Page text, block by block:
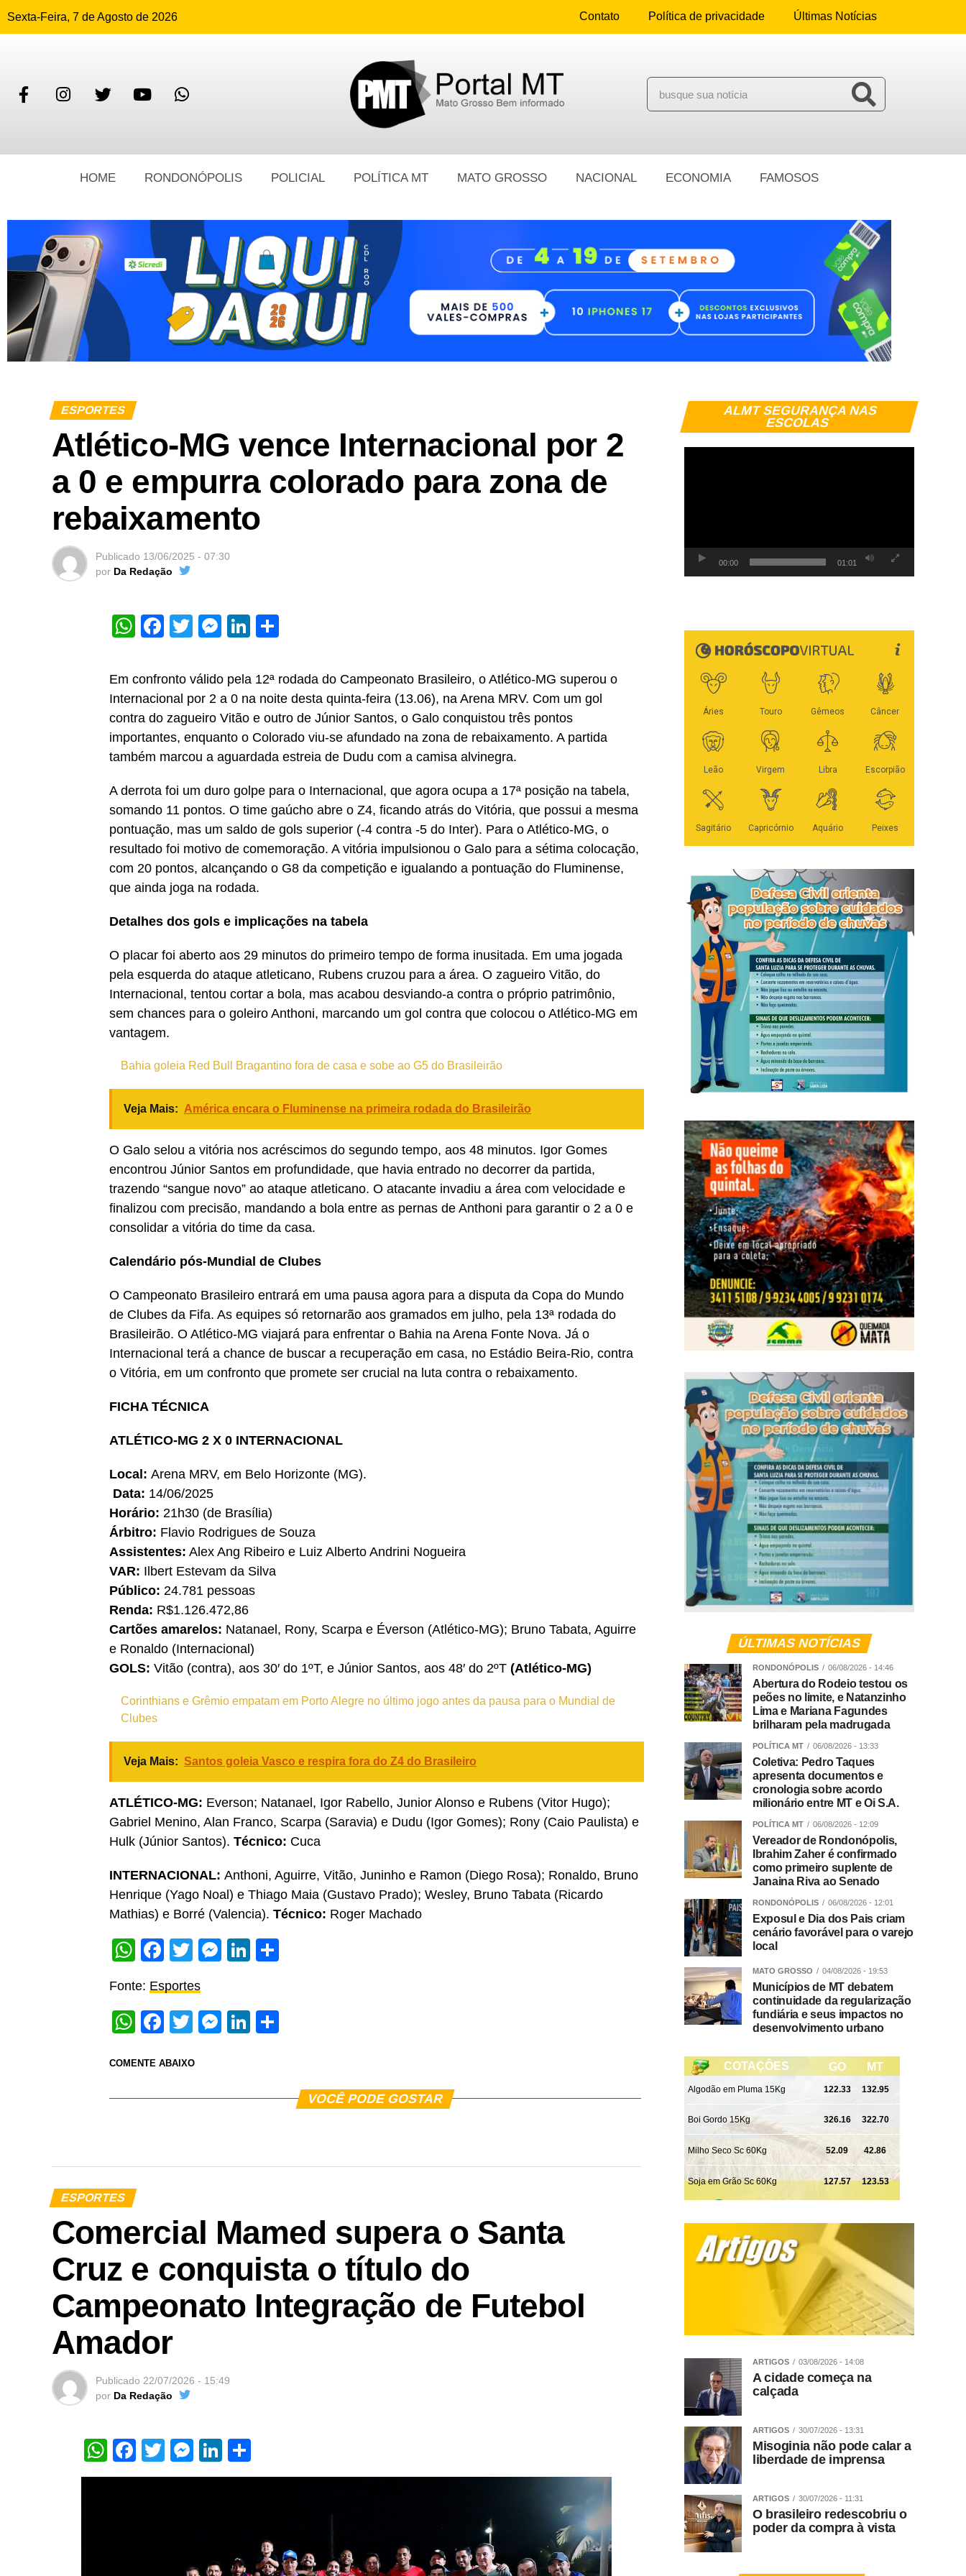
Sexta-Feira, 7 de Agosto de 2026 Contato Política de privacidade Últimas Notícias
HOME RONDONÓPOLIS POLICIAL POLÍTICA MT MATO GROSSO NACIONAL ECONOMIA FAMOSOS
ESPORTES
Atlético-MG vence Internacional por 2
a 0 e empurra colorado para zona de
rebaixamento
Publicado 13/06/2025 - 07:30
por Da Redação
WhatsApp
Facebook
TwitterMessenger
LinkedIn
Em confronto válido pela 12ª rodada do Campeonato Brasileiro, o Atlético-MG superou o
Internacional por 2 a 0 na noite desta quinta-feira (13.06), na Arena MRV. Com um gol
contra do zagueiro Vitão e outro de Júnior Santos, o Galo conquistou três pontos
importantes, enquanto o Colorado viu-se afundado na zona de rebaixamento. A partida
também marcou a aguardada estreia de Dudu com a camisa alvinegra.
A derrota foi um duro golpe para o Internacional, que agora ocupa a 17ª posição na tabela,
somando 11 pontos. O time gaúcho abre o Z4, ficando atrás do Vitória, que possui a mesma
pontuação, mas um saldo de gols superior (-4 contra -5 do Inter). Para o Atlético-MG, o
resultado foi motivo de comemoração. A vitória impulsionou o Galo para a sétima colocação,
com 20 pontos, alcançando o G8 da competição e igualando a pontuação do Fluminense,
que ainda joga na rodada.
Detalhes dos gols e implicações na tabela
O placar foi aberto aos 29 minutos do primeiro tempo de forma inusitada. Em uma jogada
pela esquerda do ataque atleticano, Rubens cruzou para a área. O zagueiro Vitão, do
Internacional, tentou cortar a bola, mas acabou desviando-a contra o próprio patrimônio,
sem chances para o goleiro Anthoni, marcando um gol contra que colocou o Atlético-MG em
vantagem.
Bahia goleia Red Bull Bragantino fora de casa e sobe ao G5 do Brasileirão
Veja Mais: América encara o Fluminense na primeira rodada do Brasileirão
O Galo selou a vitória nos acréscimos do segundo tempo, aos 48 minutos. Igor Gomes
encontrou Júnior Santos em profundidade, que havia entrado no decorrer da partida,
trazendo “sangue novo” ao ataque atleticano. O atacante invadiu a área com velocidade e
finalizou com precisão, mandando a bola entre as pernas de Anthoni para garantir o 2 a 0 e
consolidar a vitória do time da casa.
Calendário pós-Mundial de Clubes
O Campeonato Brasileiro entrará em uma pausa agora para a disputa da Copa do Mundo
de Clubes da Fifa. As equipes só retornarão aos gramados em julho, pela 13ª rodada do
Brasileirão. O Atlético-MG viajará para enfrentar o Bahia na Arena Fonte Nova. Já o
Internacional terá a chance de buscar a recuperação em casa, no Estádio Beira-Rio, contra
o Vitória, em um confronto que promete ser crucial na luta contra o rebaixamento.
FICHA TÉCNICA
ATLÉTICO-MG 2 X 0 INTERNACIONAL
Local: Arena MRV, em Belo Horizonte (MG).
Data: 14/06/2025
Horário: 21h30 (de Brasília)
Árbitro: Flavio Rodrigues de Souza
Assistentes: Alex Ang Ribeiro e Luiz Alberto Andrini Nogueira
VAR: Ilbert Estevam da Silva
Público: 24.781 pessoas
Renda: R$1.126.472,86
Cartões amarelos: Natanael, Rony, Scarpa e Éverson (Atlético-MG); Bruno Tabata, Aguirre
e Ronaldo (Internacional)
GOLS: Vitão (contra), aos 30′ do 1ºT, e Júnior Santos, aos 48′ do 2ºT (Atlético-MG)
Corinthians e Grêmio empatam em Porto Alegre no último jogo antes da pausa para o Mundial de
Clubes
Veja Mais: Santos goleia Vasco e respira fora do Z4 do Brasileiro
ATLÉTICO-MG: Everson; Natanael, Igor Rabello, Junior Alonso e Rubens (Vitor Hugo);
Gabriel Menino, Alan Franco, Scarpa (Saravia) e Dudu (Igor Gomes); Rony (Caio Paulista) e
Hulk (Júnior Santos). Técnico: Cuca
INTERNACIONAL: Anthoni, Aguirre, Vitão, Juninho e Ramon (Diego Rosa); Ronaldo, Bruno
Henrique (Yago Noal) e Thiago Maia (Gustavo Prado); Wesley, Bruno Tabata (Ricardo
Mathias) e Borré (Valencia). Técnico: Roger Machado
WhatsApp
Facebook
TwitterMessenger
LinkedIn
Fonte: Esportes
WhatsApp
Facebook
TwitterMessenger
LinkedIn
COMENTE ABAIXO
VOCÊ PODE GOSTAR
ESPORTES
Comercial Mamed supera o Santa
Cruz e conquista o título do
Campeonato Integração de Futebol
Amador
Publicado 22/07/2026 - 15:49
por Da Redação
WhatsApp
Facebook
TwitterMessenger
LinkedIn
ALMT SEGURANÇA NAS
ESCOLAS
Tocador
de
00:00 01:01
ÚLTIMAS NOTÍCIAS
RONDONÓPOLIS 06/08/2026 - 14:46
Abertura do Rodeio testou os
peões no limite, e Natanzinho
Lima e Mariana Fagundes
brilharam pela madrugada
POLÍTICA MT 06/08/2026 - 13:33
Coletiva: Pedro Taques
apresenta documentos e
cronologia sobre acordo
milionário entre MT e Oi S.A.
POLÍTICA MT 06/08/2026 - 12:09
Vereador de Rondonópolis,
Ibrahim Zaher é confirmado
como primeiro suplente de
Janaina Riva ao Senado
RONDONÓPOLIS 06/08/2026 - 12:01
Exposul e Dia dos Pais criam
cenário favorável para o varejo
local
MATO GROSSO 04/08/2026 - 19:53
Municípios de MT debatem
continuidade da regularização
fundiária e seus impactos no
desenvolvimento urbano
ARTIGOS 03/08/2026 - 14:08
A cidade começa na
calçada
ARTIGOS 30/07/2026 - 13:31
Misoginia não pode calar a
liberdade de imprensa
ARTIGOS 30/07/2026 - 11:31
O brasileiro redescobriu o
poder da compra à vista